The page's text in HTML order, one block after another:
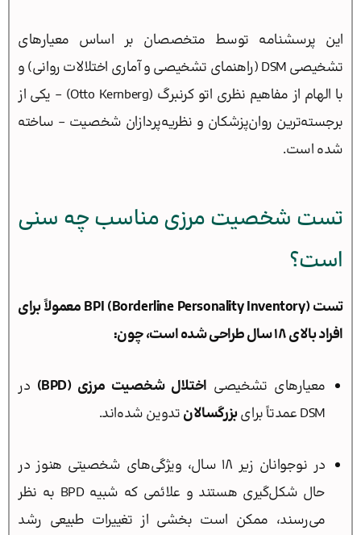
این پرسشنامه توسط متخصصان بر اساس معیارهای
تشخیصی DSM (راهنمای تشخیصی و آماری اختلالات روانی) و
با الهام از مفاهیم نظری اتو کرنبرگ (Otto Kernberg) – یکی از
برجسته‌ترین روان‌پزشکان و نظریه‌پردازان شخصیت – ساخته
شده است.
تست شخصیت مرزی مناسب چه سنی
است؟
تست BPI (Borderline Personality Inventory) معمولاً برای
افراد بالای ۱۸ سال طراحی شده است، چون:
معیارهای تشخیصی اختلال شخصیت مرزی (BPD)
در
DSM عمدتاً برای
بزرگسالانتدوین شده‌اند.
در نوجوانان زیر ۱۸ سال، ویژگی‌های شخصیتی هنوز در
حال شکل‌گیری هستند و علائمی که شبیه BPD به نظر
می‌رسند، ممکن است بخشی از تغییرات طبیعی رشد